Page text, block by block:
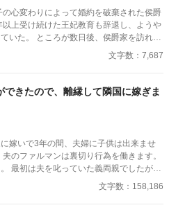
侯爵家を訪れた
王妃になるまでの逆転ラブストーリー。
文字数：7,687
できたので、離縁して隣国に嫁ぎま
嫁いで3年の間、夫婦に子供は出来ませ
のファルマンは裏切り行為を働きます。
最初は夫を叱っていた義両親でしたが、
ると私を責めだしました。 夫も婚約中か
ないと口にしており、あの頃に婚約破棄
文字数：158,186